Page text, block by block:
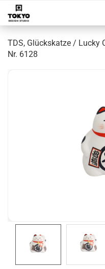
TDS, Glückskatze / Lucky
Nr. 6128